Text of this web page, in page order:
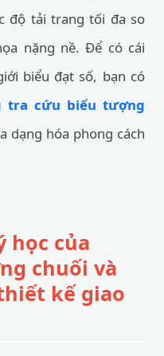
độ tải trang tối đa so
nặng nề. Để có cái
biểu đạt số, bạn có
tra cứu biểu tượng
dạng hóa phong cách
học của
chuối và
kế giao